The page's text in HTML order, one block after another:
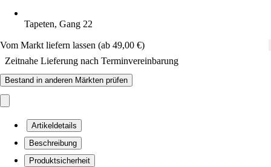
Tapeten, Gang 22
Vom Markt liefern lassen (ab 49,00 €)
Zeitnahe Lieferung nach Terminvereinbarung
Bestand in anderen Märkten prüfen
Artikeldetails
Beschreibung
Produktsicherheit